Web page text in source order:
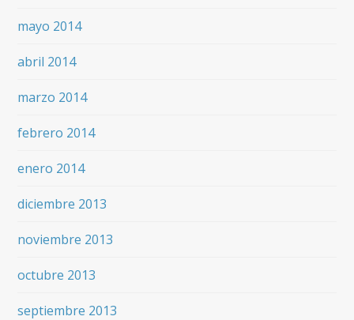
mayo 2014
abril 2014
marzo 2014
febrero 2014
enero 2014
diciembre 2013
noviembre 2013
octubre 2013
septiembre 2013